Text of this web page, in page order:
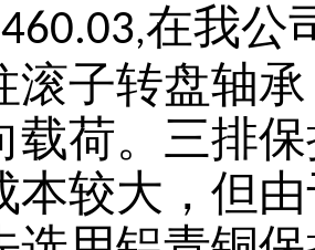
,在我公
滚子转盘轴
载荷。三排
本较大，但